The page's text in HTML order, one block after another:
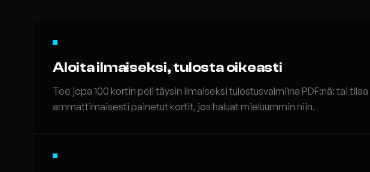
Aloita ilmaiseksi, tulosta oikeasti
Tee jopa 100 kortin peli täysin ilmaiseksi tulostusvalmiina PDF:nä: tai tilaa
ammattimaisesti painetut kortit, jos haluat mieluummin niin.